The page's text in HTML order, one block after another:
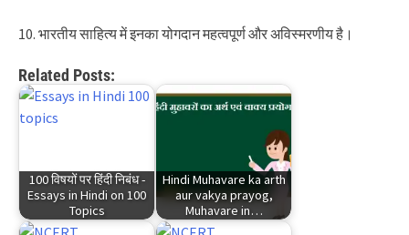
10. भारतीय साहित्य में इनका योगदान महत्वपूर्ण और अविस्मरणीय है।
Related Posts:
100 विषयों पर हिंदी निबंध -
Essays in Hindi on 100
Topics
Hindi Muhavare ka arth
aur vakya prayog,
Muhavare in…